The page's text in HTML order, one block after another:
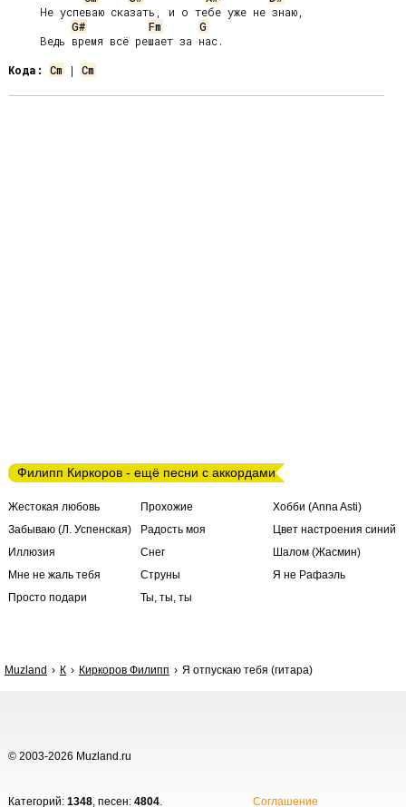
G#
Fm
G
Кода:
Cm | Cm
Филипп Киркоров - ещё песни с аккордами
Жестокая любовь
Забываю (Л. Успенская)
Иллюзия
Мне не жаль тебя
Просто подари
Прохожие
Радость моя
Снег
Струны
Ты, ты, ты
Хобби (Anna Asti)
Цвет настроения синий
Шалом (Жасмин)
Я не Рафаэль
Muzland К Киркоров Филипп Я отпускаю тебя (гитара)
© 2003-2026 Muzland.ru
Категорий: 1348, песен: 4804. Соглашение